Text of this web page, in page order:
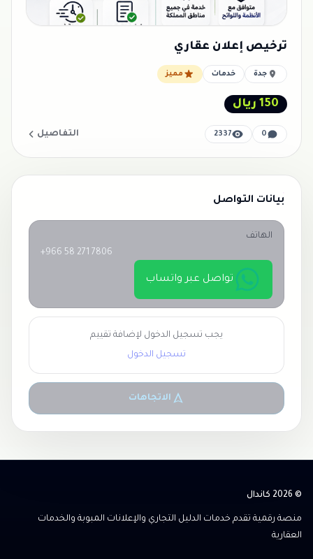
ترخيص إعلان عقاري
جدة خدمات مميز
150 ريال
0
2337 التفاصيل
بيانات التواصل
الهاتف
+966 58 271 7806
تواصل عبر واتساب
يجب تسجيل الدخول لإضافة تقييم
تسجيل الدخول
الاتجاهات
© 2026 كاندال
منصة رقمية تقدم خدمات الدليل التجاري والإعلانات المبوبة والخدمات
العقارية